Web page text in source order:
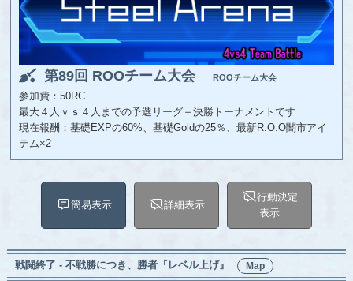
第89回 ROOチーム大会 ROOチーム大会
参加費：50RC
最大４人ｖｓ４人までの予選リーグ＋決勝トーナメントです
現在報酬：基礎EXPの60%、基礎Goldの25％、最新R.O.O闇市アイ
テム×2
簡易表示 詳細表示
行動決定
表示
戦闘終了 - 不戦勝につき、勝者『レベル上げ』 Map